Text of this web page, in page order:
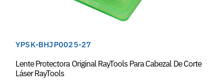
YPSK-BHJP0025-27
Lente Protectora Original RayTools Para Cabezal De Corte
Láser RayTools